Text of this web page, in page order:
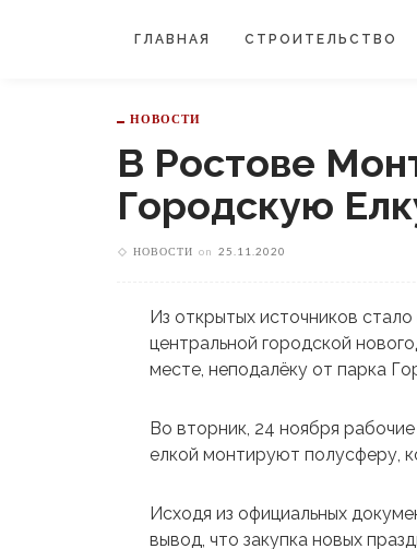
ГЛАВНАЯ СТРОИТЕЛЬСТВО
НОВОСТИ
В Ростове
Городскую
НОВОСТИ on 25.11.2020
Из открытых источников
центральной городской
месте, неподалёку от парка
Во вторник, 24 ноября
елкой монтируют полусферу,
Исходя из официальных
вывод, что закупка новых